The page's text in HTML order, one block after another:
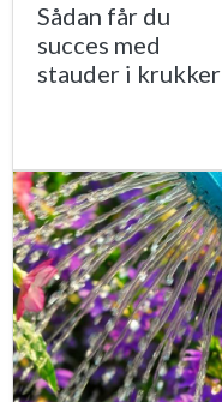
Sådan får du
succes med
stauder i krukker